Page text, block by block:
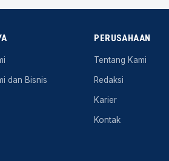
dan Bisnis
PERUSAHAAN
Tentang Kami
Redaksi
Karier
Kontak